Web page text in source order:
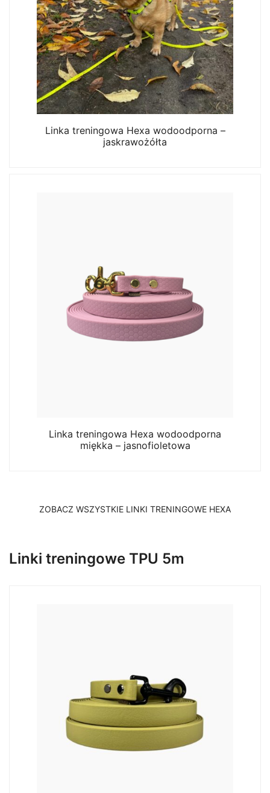
Linka treningowa Hexa wodoodporna –
jaskrawożółta
Linka treningowa Hexa wodoodporna
miękka – jasnofioletowa
ZOBACZ WSZYSTKIE LINKI TRENINGOWE HEXA
Linki treningowe TPU 5m